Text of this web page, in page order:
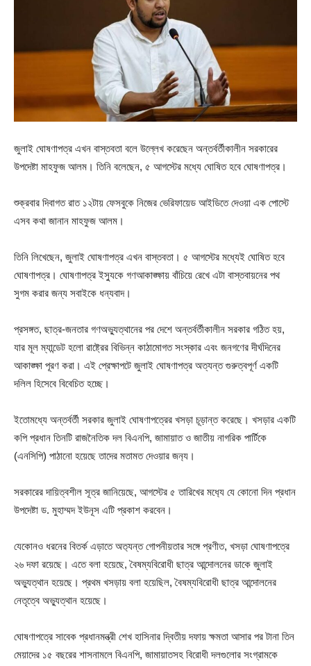
জুলাই ঘোষণাপত্র এখন বাস্তবতা বলে উল্লেখ করেছেন অন্তর্বর্তীকালীন সরকারের
উপদেষ্টা মাহফুজ আলম। তিনি বলেছেন, ৫ আগস্টের মধ্যে ঘোষিত হবে ঘোষণাপত্র।
শুক্রবার দিবাগত রাত ১২টায় ফেসবুকে নিজের ভেরিফায়েড আইডিতে দেওয়া এক পোস্টে
এসব কথা জানান মাহফুজ আলম।
তিনি লিখেছেন, জুলাই ঘোষণাপত্র এখন বাস্তবতা। ৫ আগস্টের মধ্যেই ঘোষিত হবে
ঘোষণাপত্র। ঘোষণাপত্র ইস্যুকে গণআকাঙ্ক্ষায় বাঁচিয়ে রেখে এটা বাস্তবায়নের পথ
সুগম করার জন্য সবাইকে ধন্যবাদ।
প্রসঙ্গত, ছাত্র-জনতার গণঅভ্যুত্থানের পর দেশে অন্তর্বর্তীকালীন সরকার গঠিত হয়,
যার মূল ম্যান্ডেট হলো রাষ্ট্রের বিভিন্ন কাঠামোগত সংস্কার এবং জনগণের দীর্ঘদিনের
আকাঙ্ক্ষা পূরণ করা। এই প্রেক্ষাপটে জুলাই ঘোষণাপত্র অত্যন্ত গুরুত্বপূর্ণ একটি
দলিল হিসেবে বিবেচিত হচ্ছে।
ইতোমধ্যে অন্তর্বর্তী সরকার জুলাই ঘোষণাপত্রের খসড়া চূড়ান্ত করেছে। খসড়ার একটি
কপি প্রধান তিনটি রাজনৈতিক দল বিএনপি, জামায়াত ও জাতীয় নাগরিক পার্টিকে
(এনসিপি) পাঠানো হয়েছে তাদের মতামত দেওয়ার জন‍্য।
সরকারের দায়িত্বশীল সূত্র জানিয়েছে, আগস্টের ৫ তারিখের মধ‍্যে যে কোনো দিন প্রধান
উপদেষ্টা ড. মুহাম্মদ ইউনূস এটি প্রকাশ করবেন।
যেকোনও ধরনের বিতর্ক এড়াতে অত‍্যন্ত গোপনীয়তার সঙ্গে প্রণীত, খসড়া ঘোষণাপত্রে
২৬ দফা রয়েছে। এতে বলা হয়েছে, বৈষম্যবিরোধী ছাত্র আন্দোলনের ডাকে জুলাই
অভ্যুত্থান হয়েছে। প্রথম খসড়ায় বলা হয়েছিল, বৈষম্যবিরোধী ছাত্র আন্দোলনের
নেতৃত্বে অভ্যুত্থান হয়েছে।
ঘোষণাপত্রে সাবেক প্রধানমন্ত্রী শেখ হাসিনার দ্বিতীয় দফায় ক্ষমতা আসার পর টানা তিন
মেয়াদের ১৫ বছরের শাসনামলে বিএনপি, জামায়াতসহ বিরোধী দলগুলোর সংগ্রামকে